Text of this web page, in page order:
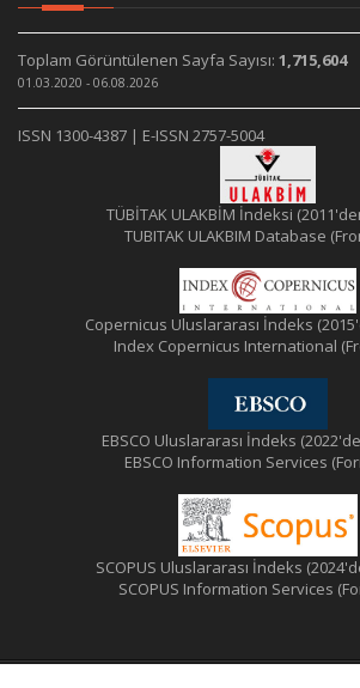
Toplam Görüntülenen Sayfa Sayısı: 1,715,604
01.03.2020 - 06.08.2026
ISSN 1300-4387 | E-ISSN 2757-5004
TÜBİTAK ULAKBİM İndeksi
TUBITAK ULAKBIM Database
Copernicus Uluslararası İndeks
Index Copernicus International
EBSCO Uluslararası İndeks
EBSCO Information Services
SCOPUS Uluslararası İndeks
SCOPUS Information Services